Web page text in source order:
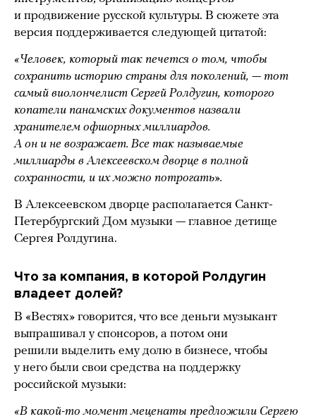
и продвижение русской культуры. В сюжете эта
версия поддерживается следующей цитатой:
«Человек, который так печется о том, чтобы
сохранить историю страны для поколений, — тот
самый виолончелист Сергей Ролдугин, которого
копатели панамских документов назвали
хранителем офшорных миллиардов.
А он и не возражает. Все так называемые
миллиарды в Алексеевском дворце в полной
сохранности, и их можно потрогать».
В Алексеевском дворце располагается Санкт-
Петербургский Дом музыки — главное детище
Сергея Ролдугина.
Что за компания, в которой Ролдугин
владеет долей?
В «Вестях» говорится, что все деньги музыкант
выпрашивал у спонсоров, а потом они
решили выделить ему долю в бизнесе, чтобы
у него были свои средства на поддержку
российской музыки:
«В какой-то момент меценаты предложили Сергею